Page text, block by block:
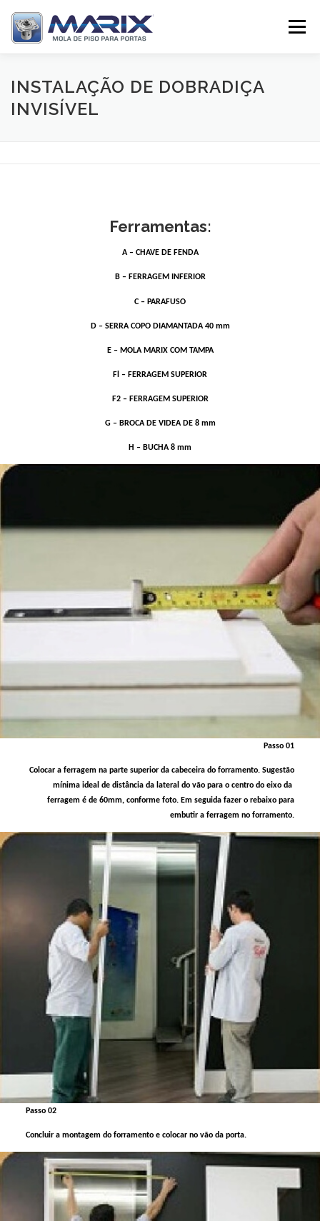
para
Menu
SOBRE PRODUTOS TV MARIX
INSTALAÇÃO DE DOBRADIÇA
INVISÍVEL
Ferramentas:
A – CHAVE DE FENDA
B – FERRAGEM INFERIOR
C – PARAFUSO
D – SERRA COPO DIAMANTADA 40 mm
E – MOLA MARIX COM TAMPA
Fl – FERRAGEM SUPERIOR
F2 – FERRAGEM SUPERIOR
G – BROCA DE VIDEA DE 8 mm
H – BUCHA 8 mm
Passo 01
Colocar a ferragem na parte superior da cabeceira do forramento. Sugestão
mínima ideal de distância da lateral do vão para o centro do eixo da
ferragem é de 60mm, conforme foto. Em seguida fazer o rebaixo para
embutir a ferragem no forramento.
Passo 02
Concluir a montagem do forramento e colocar no vão da porta.